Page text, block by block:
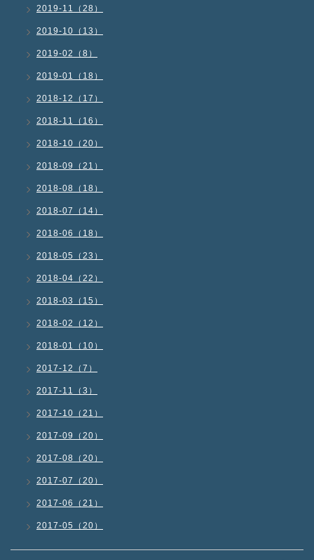
2019-11（28）
2019-10（13）
2019-02（8）
2019-01（18）
2018-12（17）
2018-11（16）
2018-10（20）
2018-09（21）
2018-08（18）
2018-07（14）
2018-06（18）
2018-05（23）
2018-04（22）
2018-03（15）
2018-02（12）
2018-01（10）
2017-12（7）
2017-11（3）
2017-10（21）
2017-09（20）
2017-08（20）
2017-07（20）
2017-06（21）
2017-05（20）